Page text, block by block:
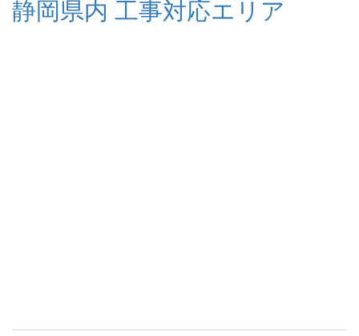
静岡県内 工事対応エリア